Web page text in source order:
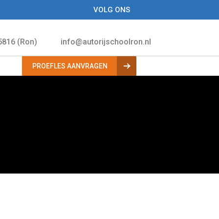
VOLG ONS
(Ron) info@autorijschoolron.nl
PROEFLES AANVRAGEN